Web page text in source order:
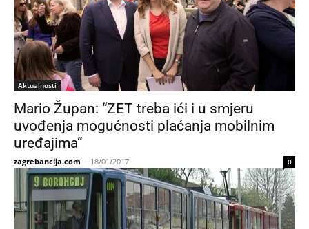
Aktualnosti
Mario Župan: “ZET treba ići i u smjeru
uvođenja mogućnosti plaćanja mobilnim
uređajima”
zagrebancija.com - 18/01/2017 0